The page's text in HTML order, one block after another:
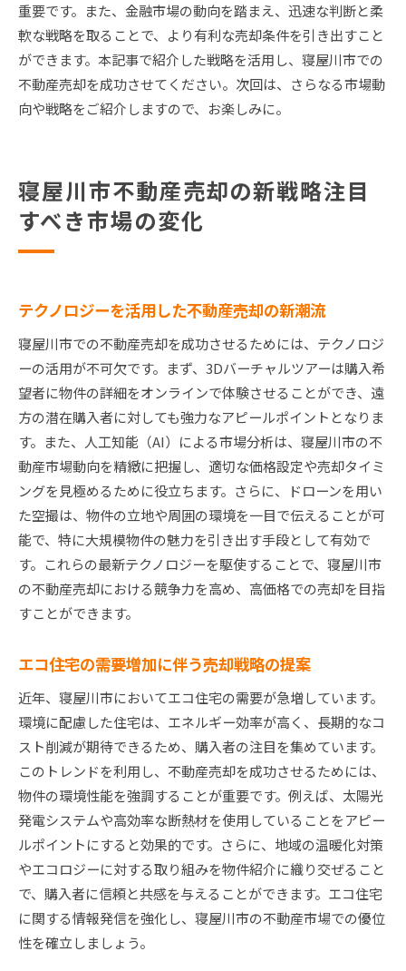
重要です。また、金融市場の動向を踏まえ、迅速な判断と柔
軟な戦略を取ることで、より有利な売却条件を引き出すこと
ができます。本記事で紹介した戦略を活用し、寝屋川市での
不動産売却を成功させてください。次回は、さらなる市場動
向や戦略をご紹介しますので、お楽しみに。
寝屋川市不動産売却の新戦略注目
すべき市場の変化
テクノロジーを活用した不動産売却の新潮流
寝屋川市での不動産売却を成功させるためには、テクノロジ
ーの活用が不可欠です。まず、3Dバーチャルツアーは購入希
望者に物件の詳細をオンラインで体験させることができ、遠
方の潜在購入者に対しても強力なアピールポイントとなりま
す。また、人工知能（AI）による市場分析は、寝屋川市の不
動産市場動向を精緻に把握し、適切な価格設定や売却タイミ
ングを見極めるために役立ちます。さらに、ドローンを用い
た空撮は、物件の立地や周囲の環境を一目で伝えることが可
能で、特に大規模物件の魅力を引き出す手段として有効で
す。これらの最新テクノロジーを駆使することで、寝屋川市
の不動産売却における競争力を高め、高価格での売却を目指
すことができます。
エコ住宅の需要増加に伴う売却戦略の提案
近年、寝屋川市においてエコ住宅の需要が急増しています。
環境に配慮した住宅は、エネルギー効率が高く、長期的なコ
スト削減が期待できるため、購入者の注目を集めています。
このトレンドを利用し、不動産売却を成功させるためには、
物件の環境性能を強調することが重要です。例えば、太陽光
発電システムや高効率な断熱材を使用していることをアピー
ルポイントにすると効果的です。さらに、地域の温暖化対策
やエコロジーに対する取り組みを物件紹介に織り交ぜること
で、購入者に信頼と共感を与えることができます。エコ住宅
に関する情報発信を強化し、寝屋川市の不動産市場での優位
性を確立しましょう。